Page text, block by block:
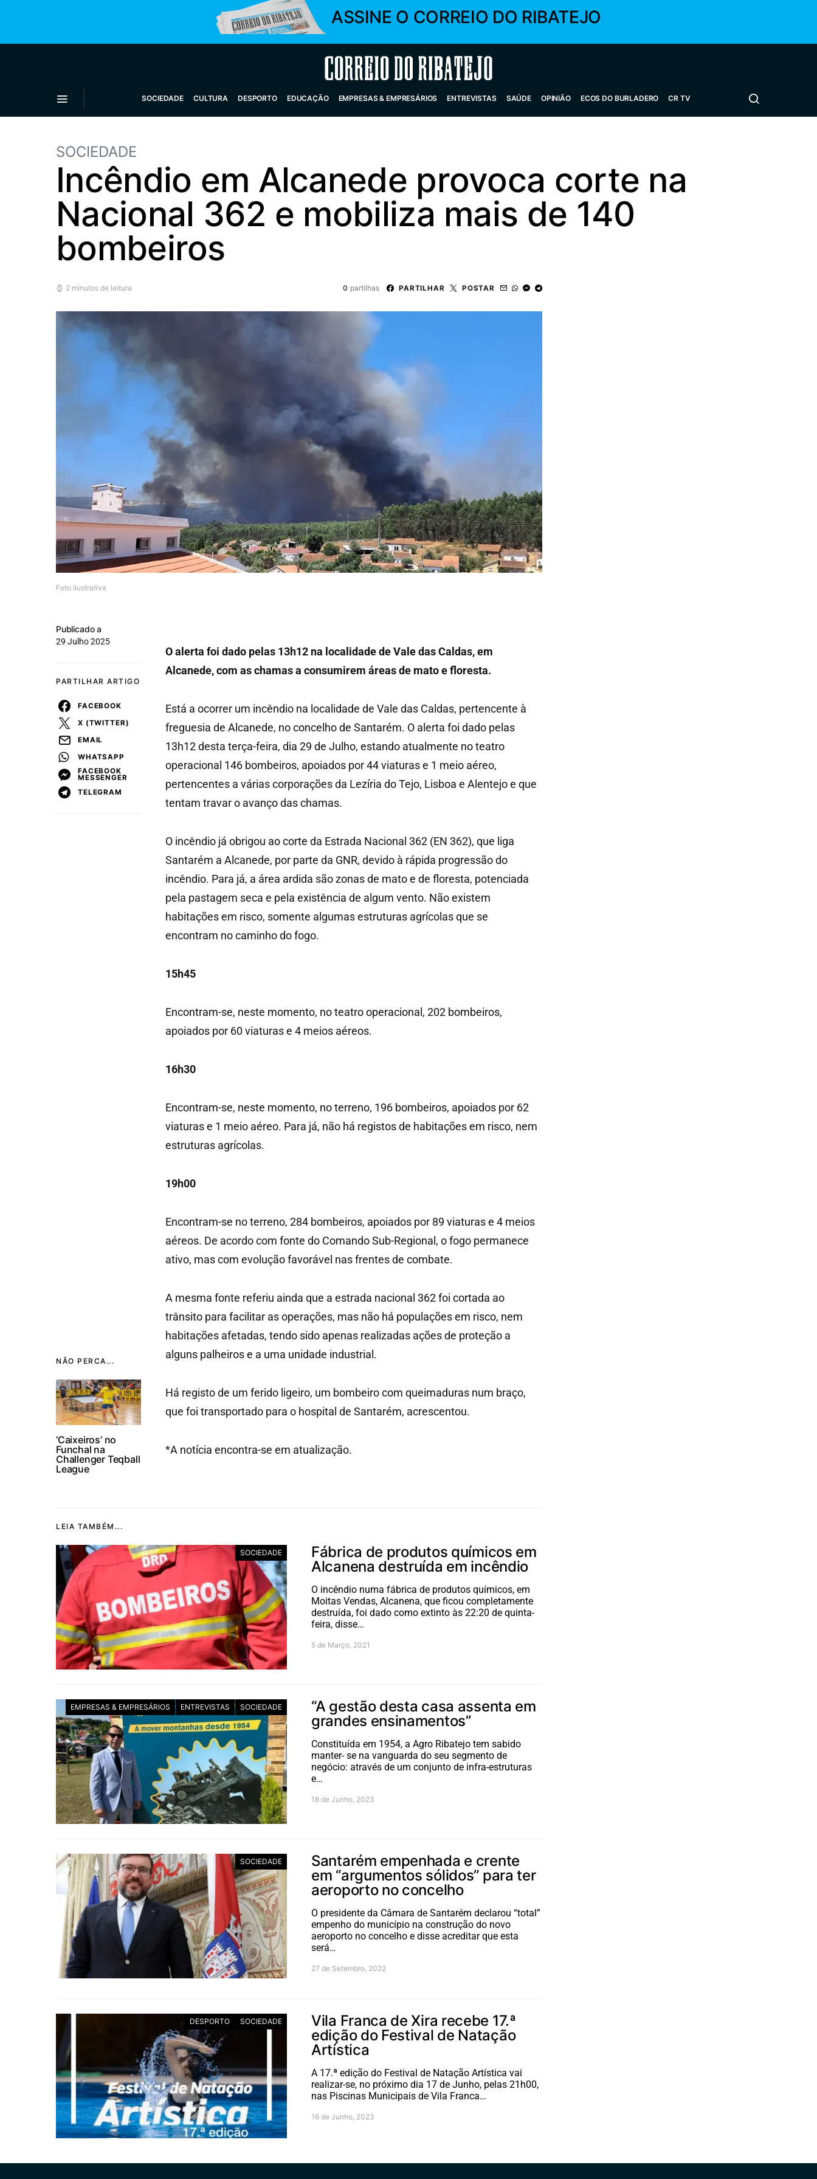
ASSINE O CORREIO DO RIBATEJO
Correio do Ribatejo
SOCIEDADE CULTURA DESPORTO EDUCAÇÃO EMPRESAS & EMPRESÁRIOS ENTREVISTAS SAÚDE OPINIÃO ECOS DO BURLADERO CR TV
SOCIEDADE
Incêndio em Alcanede provoca corte na
Nacional 362 e mobiliza mais de 140
bombeiros
2 minutos de leitura 0 partilhas PARTILHAR POSTAR
Foto ilustrativa
NÃO PERCA...
‘Caixeiros’ no
Funchal na
Challenger Teqball
League
Publicado a
29 Julho 2025
PARTILHAR ARTIGO
FACEBOOK
X (TWITTER)
EMAIL
WHATSAPP
FACEBOOK
MESSENGER
TELEGRAM
O alerta foi dado pelas 13h12 na localidade de Vale das Caldas, em
Alcanede, com as chamas a consumirem áreas de mato e floresta.
Está a ocorrer um incêndio na localidade de Vale das Caldas, pertencente à
freguesia de Alcanede, no concelho de Santarém. O alerta foi dado pelas
13h12 desta terça-feira, dia 29 de Julho, estando atualmente no teatro
operacional 146 bombeiros, apoiados por 44 viaturas e 1 meio aéreo,
pertencentes a várias corporações da Lezíria do Tejo, Lisboa e Alentejo e que
tentam travar o avanço das chamas.
O incêndio já obrigou ao corte da Estrada Nacional 362 (EN 362), que liga
Santarém a Alcanede, por parte da GNR, devido à rápida progressão do
incêndio. Para já, a área ardida são zonas de mato e de floresta, potenciada
pela pastagem seca e pela existência de algum vento. Não existem
habitações em risco, somente algumas estruturas agrícolas que se
encontram no caminho do fogo.
15h45
Encontram-se, neste momento, no teatro operacional, 202 bombeiros,
apoiados por 60 viaturas e 4 meios aéreos.
16h30
Encontram-se, neste momento, no terreno, 196 bombeiros, apoiados por 62
viaturas e 1 meio aéreo. Para já, não há registos de habitações em risco, nem
estruturas agrícolas.
19h00
Encontram-se no terreno, 284 bombeiros, apoiados por 89 viaturas e 4 meios
aéreos. De acordo com fonte do Comando Sub-Regional, o fogo permanece
ativo, mas com evolução favorável nas frentes de combate.
A mesma fonte referiu ainda que a estrada nacional 362 foi cortada ao
trânsito para facilitar as operações, mas não há populações em risco, nem
habitações afetadas, tendo sido apenas realizadas ações de proteção a
alguns palheiros e a uma unidade industrial.
Há registo de um ferido ligeiro, um bombeiro com queimaduras num braço,
que foi transportado para o hospital de Santarém, acrescentou.
*A notícia encontra-se em atualização.
LEIA TAMBÉM...
SOCIEDADE
Fábrica de produtos químicos em
Alcanena destruída em incêndio
O incêndio numa fábrica de produtos químicos, em
Moitas Vendas, Alcanena, que ficou completamente
destruída, foi dado como extinto às 22:20 de quinta-
feira, disse…
5 de Março, 2021
EMPRESAS & EMPRESÁRIOS ENTREVISTAS SOCIEDADE
“A gestão desta casa assenta em
grandes ensinamentos”
Constituída em 1954, a Agro Ribatejo tem sabido
manter- se na vanguarda do seu segmento de
negócio: através de um conjunto de infra-estruturas
e…
18 de Junho, 2023
SOCIEDADE
Santarém empenhada e crente
em “argumentos sólidos” para ter
aeroporto no concelho
O presidente da Câmara de Santarém declarou “total”
empenho do município na construção do novo
aeroporto no concelho e disse acreditar que esta
será…
27 de Setembro, 2022
DESPORTO SOCIEDADE
Vila Franca de Xira recebe 17.ª
edição do Festival de Natação
Artística
A 17.ª edição do Festival de Natação Artística vai
realizar-se, no próximo dia 17 de Junho, pelas 21h00,
nas Piscinas Municipais de Vila Franca…
16 de Junho, 2023